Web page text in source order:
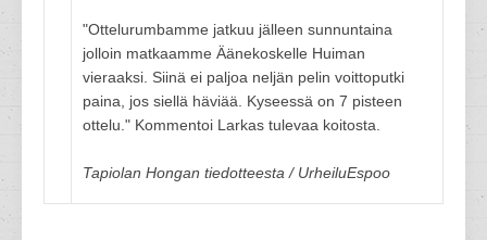
"Ottelurumbamme jatkuu jälleen sunnuntaina
jolloin matkaamme Äänekoskelle Huiman
vieraaksi. Siinä ei paljoa neljän pelin voittoputki
paina, jos siellä häviää. Kyseessä on 7 pisteen
ottelu." Kommentoi Larkas tulevaa koitosta.
Tapiolan Hongan tiedotteesta / UrheiluEspoo